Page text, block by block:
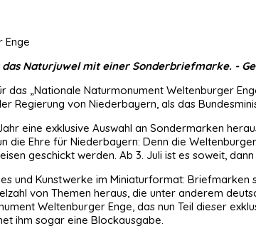
Naturjuwel mit einer Sonderbriefmarke. -
das „Nationale Naturmonument Weltenburger
Regierung von Niederbayern, als das
eine exklusive Auswahl an Sondermarken
die Ehre für Niederbayern: Denn die
geschickt werden. Ab 3. Juli ist es soweit,
und Kunstwerke im Miniaturformat:
von Themen heraus, die unter anderem
Weltenburger Enge, das nun Teil dieser
ihm sogar eine Blockausgabe.